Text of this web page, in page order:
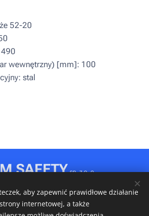
52-20
wewnętrzny) [mm]: 100
stal
SAFETY sp. z o. o.
• REGON: 540606150 • KRS: 0001148349
Ciasteczka
aby zapewnić prawidłowe działanie
internetowej, a także